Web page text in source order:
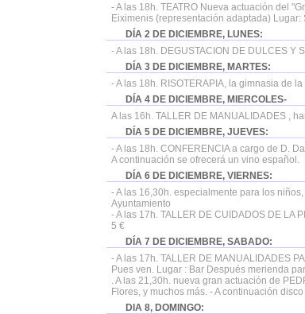
- A las 18h. TEATRO Nueva actuación del
Eiximenis (representación adaptada) Lugar:
DÍA 2 DE DICIEMBRE, LUNES:
- A las 18h. DEGUSTACION DE DULCES Y
DÍA 3 DE DICIEMBRE, MARTES:
- A las 18h. RISOTERAPIA, la gimnasia de
DÍA 4 DE DICIEMBRE, MIERCOLES-
A las 16h. TALLER DE MANUALIDADES ,
DÍA 5 DE DICIEMBRE, JUEVES:
- A las 18h. CONFERENCIA a cargo de D.
A continuación se ofrecerá un vino español.
DÍA 6 DE DICIEMBRE, VIERNES:
- A las 16,30h. especialmente para los
Ayuntamiento
- A las 17h. TALLER DE CUIDADOS DE LA
5 €
DÍA 7 DE DICIEMBRE, SABADO:
- A las 17h. TALLER DE MANUALIDADES
Pues ven. Lugar : Bar Después merienda
. A las 21,30h. nueva gran actuación de
Flores, y muchos más. - A continuación disco
DIA 8, DOMINGO: